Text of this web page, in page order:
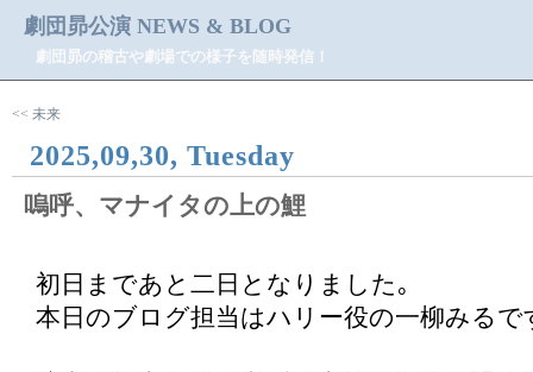
劇団昴公演 NEWS & BLOG
劇団昴の稽古や劇場での様子を随時発信！
<< 未来
2025,09,30, Tuesday
嗚呼、マナイタの上の鯉
初日まであと二日となりました｡
本日のブログ担当はハリー役の一柳みるで